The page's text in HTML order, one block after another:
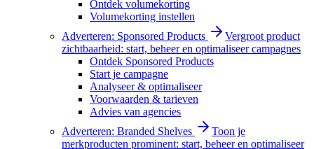
Ontdek volumekorting
Volumekorting instellen
Adverteren: Sponsored Products
Vergroot product
zichtbaarheid: start, beheer en optimaliseer campagnes
Ontdek Sponsored Products
Start je campagne
Analyseer & optimaliseer
Voorwaarden & tarieven
Advies van agencies
Adverteren: Branded Shelves
Toon je
merkproducten prominent: start, beheer en optimaliseer